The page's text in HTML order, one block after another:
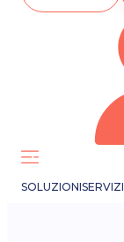
SOLUZIONISERVIZI